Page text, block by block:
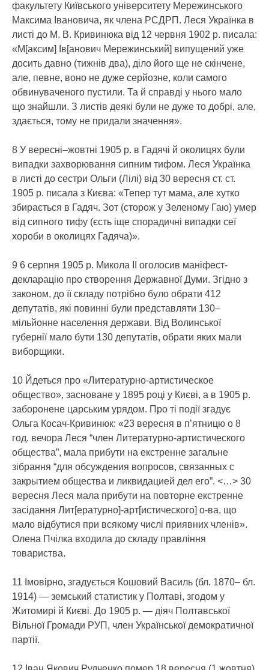
факультету Київського університету Мережинського
Максима Івановича, як члена РСДРП. Леся Українка в
листі до М. В. Кривинюка від 12 червня 1902 р. писала:
«М[аксим] Ів[анович Мережинський] випущений уже
досить давно (тижнів два), діло його ще не скінчене,
але, певне, воно не дуже серйозне, коли самого
обвинуваченого пустили. Та й справді у нього мало
що знайшли. З листів деякі були не дуже то добрі, але,
здається, тому не придали значення».
8 У вересні–жовтні 1905 р. в Гадячі й околицях були
випадки захворювання сипним тифом. Леся Українка
в листі до сестри Ольги (Лілі) від 30 вересня ст. ст.
1905 р. писала з Києва: «Тепер тут мама, але хутко
збирається в Гадяч. Зот (сторож у Зеленому Гаю) умер
від сипного тифу (єсть іще спорадичні випадки сеї
хороби в околицях Гадяча)».
9 6 серпня 1905 р. Микола ІІ оголосив маніфест-
декларацію про створення Державної Думи. Згідно з
законом, до її складу потрібно було обрати 412
депутатів, які повинні були представляти 130–
мільйонне населення держави. Від Волинської
губернії мало бути 130 депутатів, обрати яких мали
виборщики.
10 Йдеться про «Литературно-артистическое
общество», засноване у 1895 році у Києві, а в 1905 р.
заборонене царським урядом. Про ті події згадує
Ольга Косач-Кривинюк: «23 вересня в п’ятницю о 8
год. вечора Леся “член Литературно-артистического
общества”, мала прибути на екстренне загальне
зібрання “для обсуждения вопросов, связанных с
закрытием общества и ликвидацией дел его”. <…> 30
вересня Леся мала прибути на повторне екстренне
засідання Лит[ературно]-арт[истического] о-ва, що
мало відбутися при всякому числі приявних членів».
Олена Пчілка входила до складу правління
товариства.
11 Імовірно, згадується Кошовий Василь (бл. 1870– бл.
1914) — земський статистик у Полтаві, згодом у
Житомирі й Києві. До 1905 р. — діяч Полтавської
Вільної Громади РУП, член Української демократичної
партії.